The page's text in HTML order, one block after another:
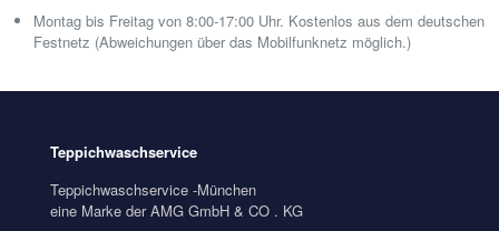
Montag bis Freitag von 8:00-17:00 Uhr. Kostenlos aus dem deutschen
Festnetz (Abweichungen über das Mobilfunknetz möglich.)
Teppichwaschservice
Teppichwaschservice -München
eine Marke der AMG GmbH & CO . KG